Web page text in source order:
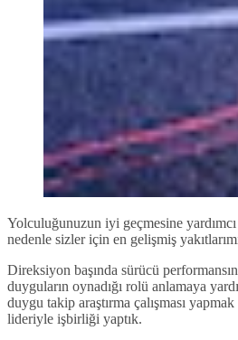
Yolculuğunuzun iyi geçmesine
nedenle sizler için en gelişmiş
Direksiyon başında sürücü
duyguların oynadığı rolü anlamaya
duygu takip araştırma çalışması
lideriyle işbirliği yaptık.